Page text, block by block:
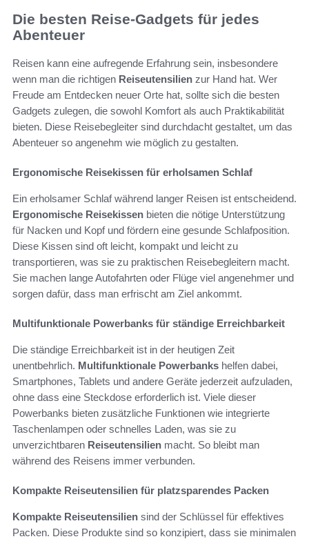
Die besten Reise-Gadgets für jedes
Abenteuer
Reisen kann eine aufregende Erfahrung sein, insbesondere
wenn man die richtigen Reiseutensilien zur Hand hat. Wer
Freude am Entdecken neuer Orte hat, sollte sich die besten
Gadgets zulegen, die sowohl Komfort als auch Praktikabilität
bieten. Diese Reisebegleiter sind durchdacht gestaltet, um das
Abenteuer so angenehm wie möglich zu gestalten.
Ergonomische Reisekissen für erholsamen Schlaf
Ein erholsamer Schlaf während langer Reisen ist entscheidend.
Ergonomische Reisekissen bieten die nötige Unterstützung
für Nacken und Kopf und fördern eine gesunde Schlafposition.
Diese Kissen sind oft leicht, kompakt und leicht zu
transportieren, was sie zu praktischen Reisebegleitern macht.
Sie machen lange Autofahrten oder Flüge viel angenehmer und
sorgen dafür, dass man erfrischt am Ziel ankommt.
Multifunktionale Powerbanks für ständige Erreichbarkeit
Die ständige Erreichbarkeit ist in der heutigen Zeit
unentbehrlich. Multifunktionale Powerbanks helfen dabei,
Smartphones, Tablets und andere Geräte jederzeit aufzuladen,
ohne dass eine Steckdose erforderlich ist. Viele dieser
Powerbanks bieten zusätzliche Funktionen wie integrierte
Taschenlampen oder schnelles Laden, was sie zu
unverzichtbaren Reiseutensilien macht. So bleibt man
während des Reisens immer verbunden.
Kompakte Reiseutensilien für platzsparendes Packen
Kompakte Reiseutensilien sind der Schlüssel für effektives
Packen. Diese Produkte sind so konzipiert, dass sie minimalen